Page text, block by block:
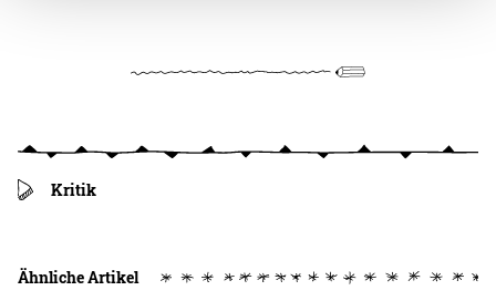
Kritik
Ähnliche Artikel